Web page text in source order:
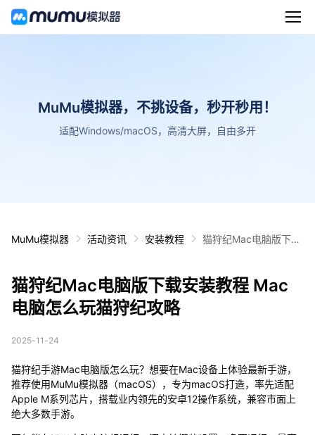
MuMu模拟器，不挑设备，秒开秒用！
适配Windows/macOS，高清大屏，自由多开
MuMu模拟器 活动资讯 安装教程
猫狩纪Mac电脑版下载
猫狩纪Mac电脑版下载安装教程 Mac
电脑怎么玩猫狩纪攻略
2025-11-24
猫狩纪手游Mac电脑版怎么玩？想要在Mac设备上体验最新手游，
推荐使用MuMu模拟器（macOS），专为macOS打造，率先适配
Apple M系列芯片，搭载业内领先的安卓12操作系统，兼容市面上
绝大多数手游。